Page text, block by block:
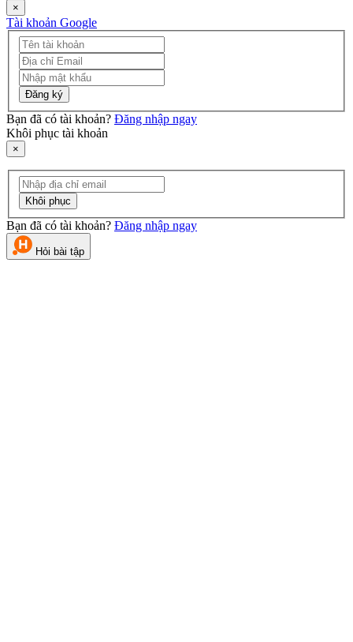
×
Tài khoản Google
Đăng ký
Bạn đã có tài khoản? Đăng nhập ngay
Khôi phục tài khoản
×
Khôi phục
Bạn đã có tài khoản? Đăng nhập ngay
Hỏi bài tập